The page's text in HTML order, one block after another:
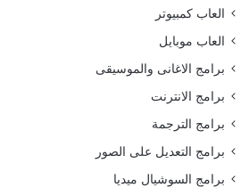
العاب كمبيوتر
العاب موبايل
برامج الاغانى والموسيقى
برامج الانترنت
برامج الترجمة
برامج التعديل على الصور
برامج السوشيال ميديا